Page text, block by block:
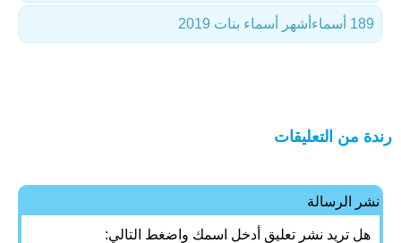
أشهر أسماء بنات 2019 189 أسماء
رندة من التعليقات
نشر الرسالة
هل تريد نشر تعليق أدخل اسمك واضغط التالي: